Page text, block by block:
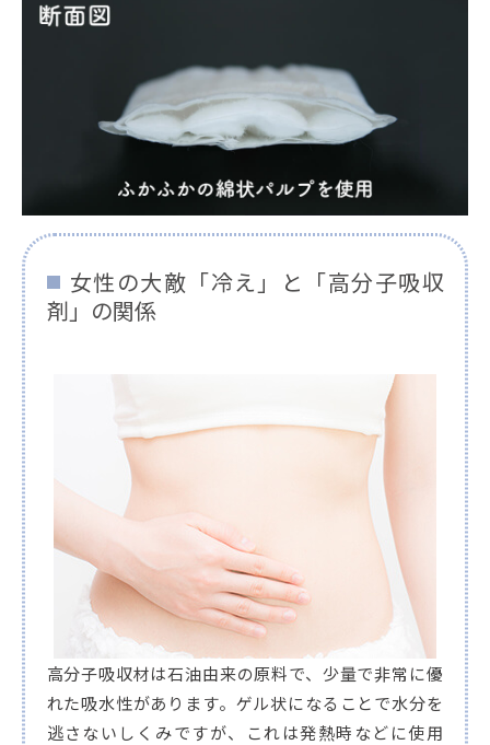
女性の大敵「冷え」と「高分子吸収
剤」の関係
高分子吸収材は石油由来の原料で、少量で非常に優
れた吸水性があります。ゲル状になることで水分を
逃さないしくみですが、これは発熱時などに使用